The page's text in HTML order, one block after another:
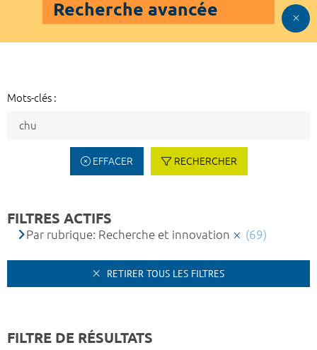
Recherche avancée
Mots-clés :
EFFACER RECHERCHER
FILTRES ACTIFS
Par rubrique: Recherche et innovation (69)
RETIRER TOUS LES FILTRES
FILTRE DE RÉSULTATS